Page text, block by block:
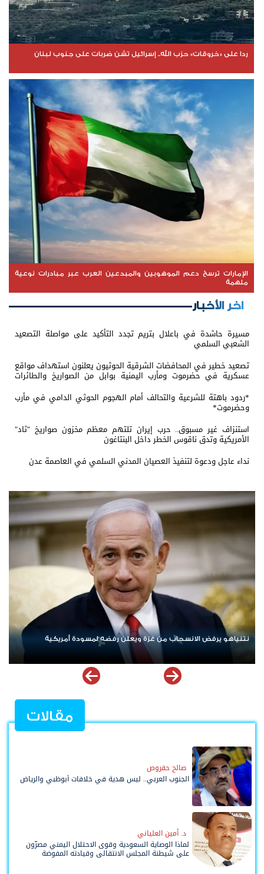
ردا على «خروقات» حزب الله.. إسرائيل تشن ضربات على جنوب لبنان
الإمارات ترسخ دعم الموهوبين والمبدعين العرب عبر مبادرات نوعية
ملهمة
اخر الأخبار
مسيرة حاشدة في باعلال بتريم تجدد التأكيد على مواصلة التصعيد
الشعبي السلمي
تصعيد خطير في المحافضات الشرقية الحوثيون يعلنون استهداف مواقع
عسكرية في حضرموت ومأرب اليمنية بوابل من الصواريخ والطائرات
*ردود باهتة للشرعية والتحالف أمام الهجوم الحوثي الدامي في مأرب
وحضرموت*
استنزاف غير مسبوق.. حرب إيران تلتهم معظم مخزون صواريخ "ثاد"
الأمريكية وتدق ناقوس الخطر داخل البنتاغون
نداء عاجل ودعوة لتنفيذ العصيان المدني السلمي في العاصمة عدن
ردا على «خروقات» حزب الله.. إسرائيل تشن ضربات على جنوب لبنان
مقالات
صالح حقروص
الجنوب العربي.. ليس هدية في خلافات أبوظبي والرياض
د. أمين العلياني
لماذا الوصاية السعودية وقوى الاحتلال اليمني مصرّون
على شيطنة المجلس الانتقالي وقيادته المفوضة